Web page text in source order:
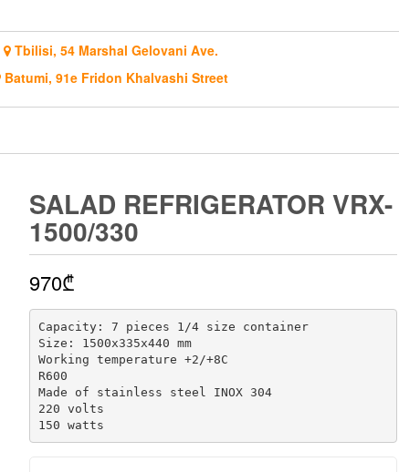
Tbilisi, 54 Marshal Gelovani Ave.
Batumi, 91e Fridon Khalvashi Street
SALAD REFRIGERATOR VRX-
1500/330
970₾
Capacity: 7 pieces 1/4 size container
Size: 1500x335x440 mm
Working temperature +2/+8C
R600
Made of stainless steel INOX 304
220 volts
150 watts